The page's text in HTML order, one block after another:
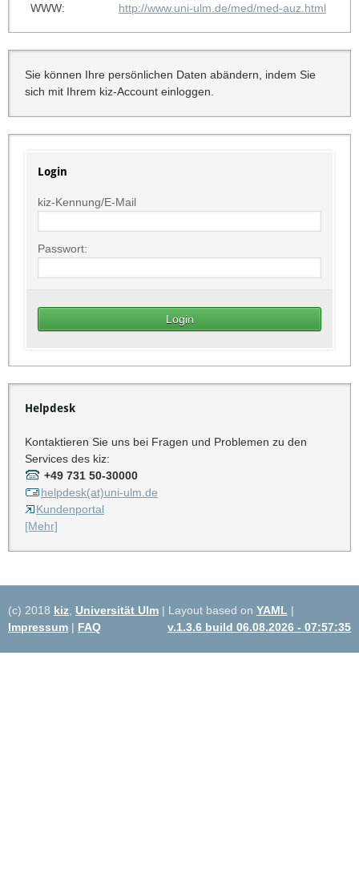
WWW:
http://www.uni-ulm.de/med/med-auz.html
Sie können Ihre persönlichen Daten abändern, indem Sie
sich mit Ihrem kiz-Account einloggen.
Login
kiz-Kennung/E-Mail
Passwort:
Helpdesk
Kontaktieren Sie uns bei Fragen und Problemen zu den
Services des kiz:
+49 731 50-30000
helpdesk(at)uni-ulm.de
Kundenportal
[Mehr]
(c) 2018 kiz Universität Ulm | Layout based on YAML |
Impressum | FAQ v.1.3.6 build 06.08.2026 - 07:57:35